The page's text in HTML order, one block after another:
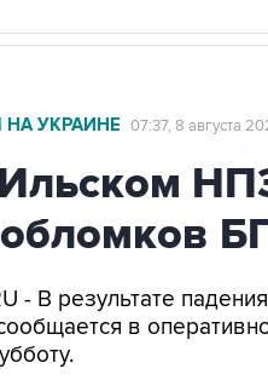
УКРАИНЕ 07:37, 8 августа
обломков
- В результате
в